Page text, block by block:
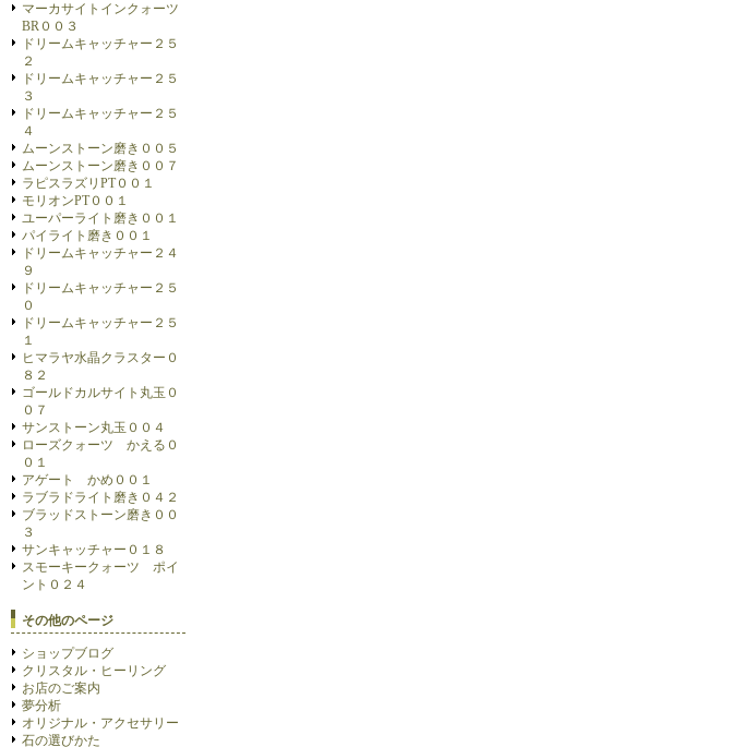
マーカサイトインクォーツ
BR００３
ドリームキャッチャー２５
２
ドリームキャッチャー２５
３
ドリームキャッチャー２５
４
ムーンストーン磨き００５
ムーンストーン磨き００７
ラピスラズリPT００１
モリオンPT００１
ユーパーライト磨き００１
パイライト磨き００１
ドリームキャッチャー２４
９
ドリームキャッチャー２５
０
ドリームキャッチャー２５
１
ヒマラヤ水晶クラスター０
８２
ゴールドカルサイト丸玉０
０７
サンストーン丸玉００４
ローズクォーツ かえる０
０１
アゲート かめ００１
ラブラドライト磨き０４２
ブラッドストーン磨き００
３
サンキャッチャー０１８
スモーキークォーツ ポイ
ント０２４
その他のページ
ショップブログ
クリスタル・ヒーリング
お店のご案内
夢分析
オリジナル・アクセサリー
石の選びかた